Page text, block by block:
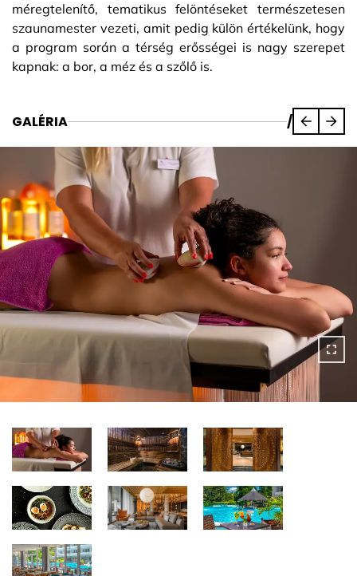
méregtelenítő, tematikus felöntéseket természetesen
szaunamester vezeti, amit pedig külön értékelünk, hogy
a program során a térség erősségei is nagy szerepet
kapnak: a bor, a méz és a szőlő is.
GALÉRIA /